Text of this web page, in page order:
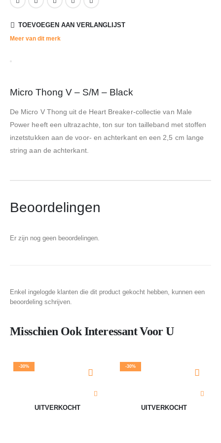
TOEVOEGEN AAN VERLANGLIJST
Meer van dit merk
Micro Thong V – S/M – Black
De Micro V Thong uit de Heart Breaker-collectie van Male
Power heeft een ultrazachte, ton sur ton tailleband met stoffen
inzetstukken aan de voor- en achterkant en een 2,5 cm lange
string aan de achterkant.
Beoordelingen
Er zijn nog geen beoordelingen.
Enkel ingelogde klanten die dit product gekocht hebben, kunnen een
beoordeling schrijven.
Misschien Ook Interessant Voor U
-30%
UITVERKOCHT
-30%
UITVERKOCHT